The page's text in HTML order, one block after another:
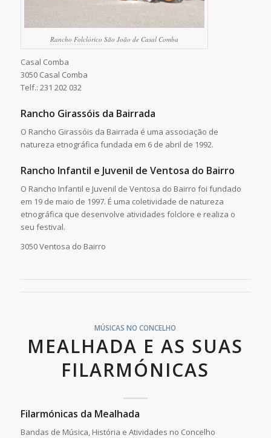
Rancho Folclórico São João de Casal Comba
Casal Comba
3050 Casal Comba
Telf.: 231 202 032
Rancho Girassóis da Bairrada
O Rancho Girassóis da Bairrada é uma associação de
natureza etnográfica fundada em 6 de abril de 1992.
Rancho Infantil e Juvenil de Ventosa do Bairro
O Rancho Infantil e Juvenil de Ventosa do Bairro foi fundado
em 19 de maio de 1997. É uma coletividade de natureza
etnográfica que desenvolve atividades folclore e realiza o
seu festival.
3050 Ventosa do Bairro
MÚSICAS NO CONCELHO
MEALHADA E AS SUAS
FILARMÓNICAS
Filarmónicas da Mealhada
Bandas de Música, História e Atividades no Concelho